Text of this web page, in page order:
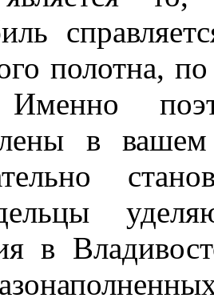
полотна,
Именно
в
в